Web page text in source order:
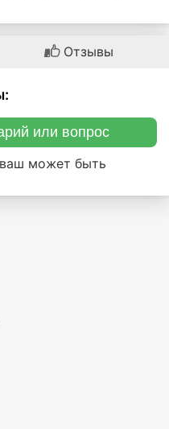
Отзывы
или вопрос
может быть